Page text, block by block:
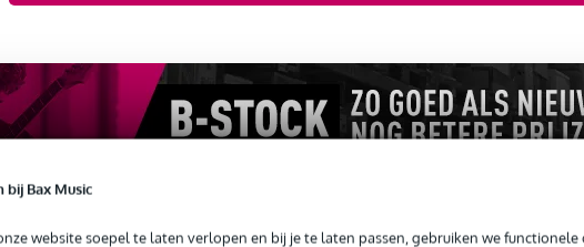
bij Bax Music
website soepel te laten verlopen en bij je te laten passen, gebruiken we functionele